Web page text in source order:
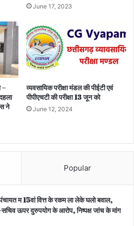
June 17, 2023
–
ने
व्यवसायिक परीक्षा मंडल की पीईटी एवं
पीपीएचटी की परीक्षा 13 जून को
June 12, 2024
Popular
म 15वां वित्त के रकम ला लेके घलो बवाल,
ऊपर दुरुपयोग के आरोप, निष्पक्ष जांच के मांग